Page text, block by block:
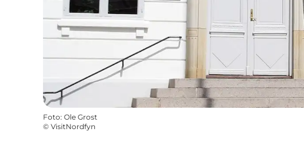
Foto: Ole Grost
© VisitNordfyn